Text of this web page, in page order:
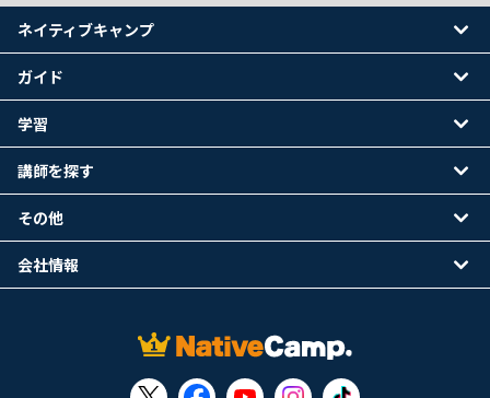
ネイティブキャンプ
ガイド
学習
講師を探す
その他
会社情報